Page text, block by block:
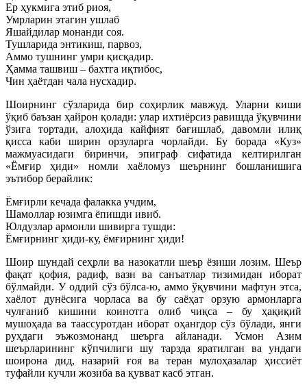
Ер ҳукмига этиб риоя,
Умрларин этагин ушлаб
Яшайдилар монанди соя.
Тушларида энтикиш, парвоз,
Аммо тушнинг умри қисқадир.
Ҳамма ташвиш – бахтга иқтибос,
Чин ҳаётдан чала нусхадир.
Шоирнинг сўзларида бир соҳирлик мавжуд. Уларни киши
ўқиб баъзан ҳайрон қолади: улар ихтиёрсиз равишда ўқувчини
ўзига тортади, алоҳида кайфият бағишлаб, давомли илиқ
қисса каби ширин орзуларга чорлайди. Бу борада «Куз»
мажмуасидаги биринчи, эпиграф сифатида келтирилган
«Ёмғир ҳиди» номли хаёломуз шеърнинг бошланишига
эътибор берайлик:
Ёмғирли кечада фалакка учдим,
Шамоллар юзимга ёпишди ивиб.
Юлдузлар армонли шивирга тушди:
Ёмғирнинг ҳиди-ку, ёмғирнинг ҳиди!
Шоир шундай сеҳрли ва назокатли шеър ёзиши лозим. Шеър
фақат қофия, радиф, вазн ва санъатлар тизимидан иборат
бўлмайди. У оддий сўз бўлса-ю, аммо ўқувчини мафтун этса,
хаёлот дунёсига чорласа ва бу саёҳат орзую армонларга
чулғаниб кишини коинотга олиб чиқса – бу ҳақиқий
мушоҳада ва таассуротдан иборат оҳангдор сўз бўлади, янги
руҳдаги эъжозмонанд шеърга айланади. Усмон Азим
шеърларининг кўпчилиги шу тарзда яратилган ва ундаги
шоирона дид, назарий ғоя ва теран мулоҳазалар ҳиссиёт
туфайли кучли жозиба ва қувват касб этган.